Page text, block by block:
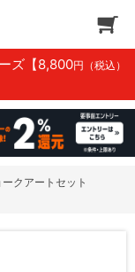
ズ 【8,800円（税込）
クアートセット